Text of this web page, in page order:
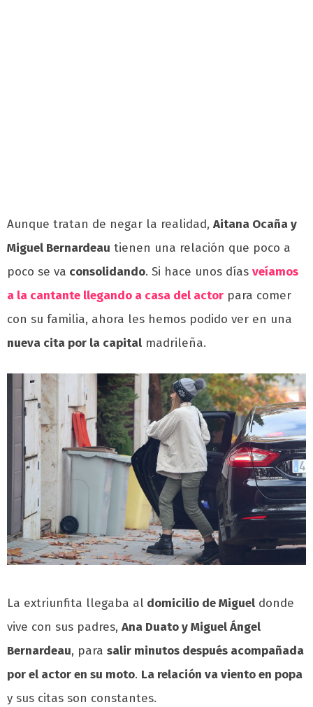
Aunque tratan de negar la realidad, Aitana Ocaña y
Miguel Bernardeau tienen una relación que poco a
poco se va consolidando. Si hace unos días veíamos
a la cantante llegando a casa del actor para comer
con su familia, ahora les hemos podido ver en una
nueva cita por la capital madrileña.
La extriunfita llegaba al domicilio de Miguel donde
vive con sus padres, Ana Duato y Miguel Ángel
Bernardeau, para salir minutos después acompañada
por el actor en su moto. La relación va viento en popa
y sus citas son constantes.